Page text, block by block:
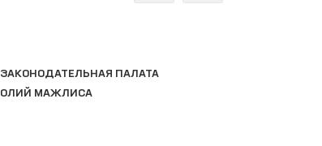
ЗАКОНОДАТЕЛЬНАЯ ПАЛАТА
ОЛИЙ МАЖЛИСА